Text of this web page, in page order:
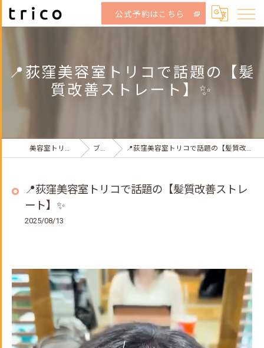
公式予約はこちら
📍荻窪美容室トリコで話題の【髪
質改善ストレート】✨
美容室トリコ荻窪店 ブログ 📍荻窪美容室トリコで話題の【髪質改善ストレート】✨
📍荻窪美容室トリコで話題の【髪質改善ストレ
ート】✨
2025/08/13